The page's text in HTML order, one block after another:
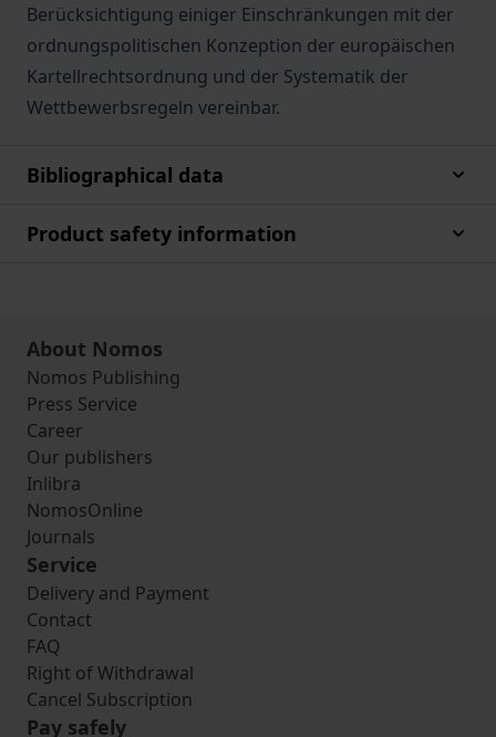
Berücksichtigung einiger Einschränkungen mit der
ordnungspolitischen Konzeption der europäischen
Kartellrechtsordnung und der Systematik der
Wettbewerbsregeln vereinbar.
Bibliographical data
Product safety information
About Nomos
Nomos Publishing
Press Service
Career
Our publishers
Inlibra
NomosOnline
Journals
Service
Delivery and Payment
Contact
FAQ
Right of Withdrawal
Cancel Subscription
Pay safely